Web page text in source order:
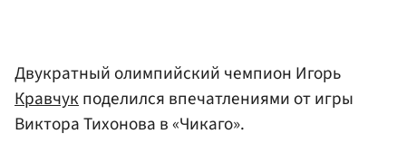
Двукратный олимпийский чемпион Игорь
Кравчукподелился впечатлениями от игры
Виктора Тихонова в «Чикаго».